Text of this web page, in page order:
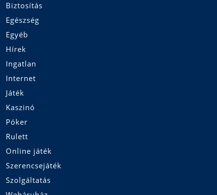
Biztosítás
Egészség
Egyéb
Hírek
Ingatlan
Internet
Játék
Kaszinó
Póker
Rulett
Online játék
Szerencsejáték
Szolgáltatás